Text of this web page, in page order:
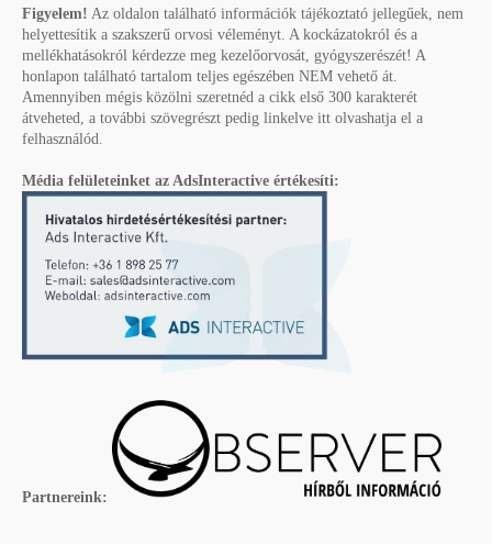
Figyelem! Az oldalon található információk tájékoztató jellegűek, nem
helyettesítik a szakszerű orvosi véleményt. A kockázatokról és a
mellékhatásokról kérdezze meg kezelőorvosát, gyógyszerészét! A
honlapon található tartalom teljes egészében NEM vehető át.
Amennyiben mégis közölni szeretnéd a cikk első 300 karakterét
átveheted, a további szövegrészt pedig linkelve itt olvashatja el a
felhasználód.
Média felületeinket az AdsInteractive értékesíti:
Partnereink: